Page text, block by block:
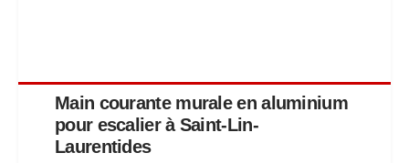
Main courante murale en aluminium
pour escalier à Saint-Lin-
Laurentides